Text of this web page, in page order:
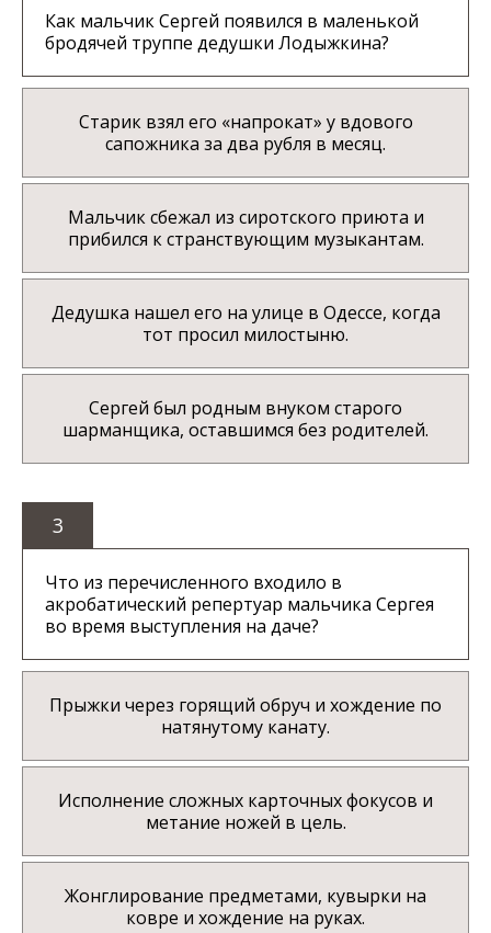
Как мальчик Сергей появился в маленькой
бродячей труппе дедушки Лодыжкина?
Старик взял его «напрокат» у вдового
сапожника за два рубля в месяц.
Мальчик сбежал из сиротского приюта и
прибился к странствующим музыкантам.
Дедушка нашел его на улице в Одессе, когда
тот просил милостыню.
Сергей был родным внуком старого
шарманщика, оставшимся без родителей.
3
Что из перечисленного входило в
акробатический репертуар мальчика Сергея
во время выступления на даче?
Прыжки через горящий обруч и хождение по
натянутому канату.
Исполнение сложных карточных фокусов и
метание ножей в цель.
Жонглирование предметами, кувырки на
ковре и хождение на руках.